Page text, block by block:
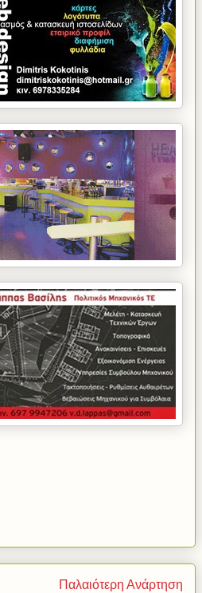
Παλαιότερη Ανάρτηση